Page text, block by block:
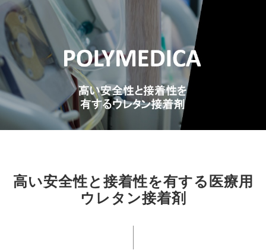
高い安全性と接着性を有する医療用
ウレタン接着剤